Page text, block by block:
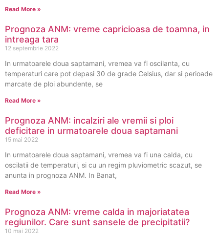
Read More »
Prognoza ANM: vreme capricioasa de toamna, in
intreaga tara
12 septembrie 2022
In urmatoarele doua saptamani, vremea va fi oscilanta, cu
temperaturi care pot depasi 30 de grade Celsius, dar si perioade
marcate de ploi abundente, se
Read More »
Prognoza ANM: incalziri ale vremii si ploi
deficitare in urmatoarele doua saptamani
15 mai 2022
In urmatoarele doua saptamani, vremea va fi una calda, cu
oscilatii de temperaturi, si cu un regim pluviometric scazut, se
anunta in prognoza ANM. In Banat,
Read More »
Prognoza ANM: vreme calda in majoriatatea
regiunilor. Care sunt sansele de precipitatii?
10 mai 2022